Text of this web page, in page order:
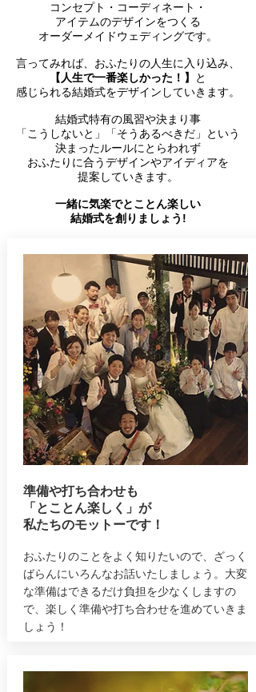
コンセプト・コーディネート ・
アイテムのデザインをつくる
オーダーメイドウェディングです。
言ってみれば、おふたりの人生に入り込み、
【人生で一番楽しかった！】
と
感じられる結婚式をデザインしていきます。
結婚式特有の風習や決まり事
「こうしないと」「そうあるべきだ」という
決まったルールにとらわれず
おふたりに合うデザインやアイディアを
提案していきます。
一緒に気楽でとことん楽しい
結婚式を創りましょう!
準備や打ち合わせも
「とことん楽しく」が
私たちのモットーです！
​おふたりのことをよく知りたいので、ざっく
ばらんにいろんなお話いたしましょう。大変
な準備はできるだけ負担を少なくしますの
で、楽しく準備や打ち合わせを進めていきま
しょう！